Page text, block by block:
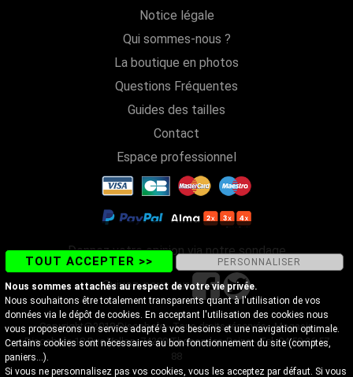
Notice légale
Qui sommes-nous ?
La boutique en photos
Questions Fréquentes
Guides des tailles
Contact
Espace professionnel
Donnez votre opinion via notre sondage
Suivez-nous sur
Copyright@2018 Discobole - Tous droits réservés - Magasin
Discobole 18 Rue Vallon, 74200 Thonon-les-Bains - Tel. 04 50 26 57
88
TOUT ACCEPTER >> PERSONNALISER
Nous sommes attachés au respect de votre vie privée.
Nous souhaitons être totalement transparents quant à l'utilisation de vos
données via le dépôt de cookies. En acceptant l'utilisation des cookies nous
vous proposerons un service adapté à vos besoins et une navigation optimale.
Certains cookies sont nécessaires au bon fonctionnement du site (comptes,
paniers...).
Si vous ne personnalisez pas vos cookies, vous les acceptez par défaut. Si vous